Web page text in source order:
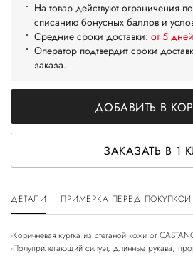
На товар действуют ограничения
списанию бонусных баллов и
Средние сроки доставки: от 5 дней
Оператор подтвердит сроки
заказа.
ДОБАВИТЬ В
ЗАКАЗАТЬ В 1
ДЕТАЛИ ПРИМЕРКА ПЕРЕД ПОКУПКОЙ
-Коричневая куртка из стеганой кожи от
-Полуприлегающий силуэт, длинные рукава,